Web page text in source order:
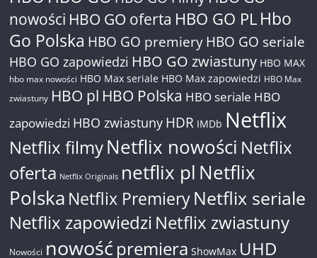
nowości HBO GO oferta HBO GO PL Hbo
Go Polska HBO GO premiery HBO GO seriale
HBO GO zapowiedzi HBO GO zwiastuny HBO MAX
hbo max nowości HBO Max seriale HBO Max zapowiedzi HBO Max
zwiastuny HBO pl HBO Polska HBO seriale HBO
zapowiedzi HBO zwiastuny HDR IMDb Netflix
Netflix filmyNetflix nowości Netflix
oferta Netflix Originals netflix pl Netflix
Polska Netflix PremieryNetflix seriale
Netflix zapowiedzi Netflix zwiastuny
Nowości nowość premiera ShowMax UHD